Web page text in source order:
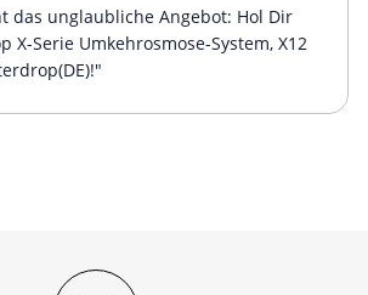
das unglaubliche Angebot: Hol Dir
X-Serie Umkehrosmose-System, X12